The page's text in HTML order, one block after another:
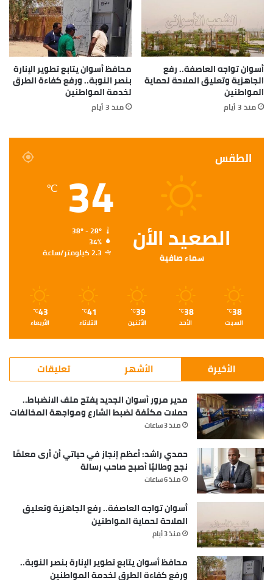
أسوان تواجه العاصفة.. رفع
الجاهزية وتعليق الملاحة لحماية
المواطنين
منذ 3 أيام
محافظ أسوان يتابع تطوير الإنارة
بنصر النوبة.. ورفع كفاءة الطرق
لخدمة المواطنين
منذ 3 أيام
الطقس
الصعيد الأن
سماء صافية
34
℃
38º - 28º
34%
2.3 كيلومتر/ساعة
38
℃
السبت
38
℃
الأحد
39
℃
الأثنين
41
℃
الثلاثاء
43
℃
الأربعاء
الأخيرة الأشهر تعليقات
مدير مرور أسوان الجديد يفتح ملف الانضباط..
حملات مكثفة لضبط الشارع ومواجهة المخالفات
منذ 3 ساعات
حمدي راشد: أعظم إنجاز في حياتي أن أرى معلمًا
نجح وطالبًا أصبح صاحب رسالة
منذ 6 ساعات
أسوان تواجه العاصفة.. رفع الجاهزية وتعليق
الملاحة لحماية المواطنين
منذ 3 أيام
محافظ أسوان يتابع تطوير الإنارة بنصر النوبة..
ورفع كفاءة الطرق لخدمة المواطنين